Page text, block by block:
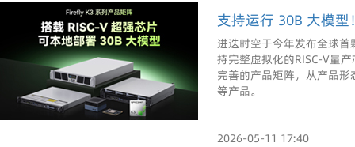
支持运行 30B 大模
进迭时空于今年发布全球
持完整虚拟化的RISC-V量
完善的产品矩阵，从产品
等产品。
2026-05-11 17:40